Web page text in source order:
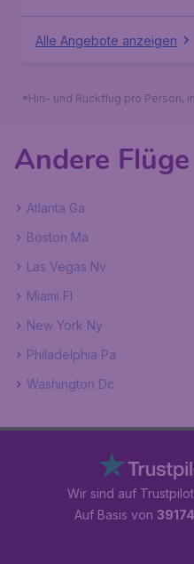
Alle Angebote anzeigen
*Hin- und Rückflug pro Person,
Andere
Atlanta Ga
Boston Ma
Las Vegas Nv
Miami Fl
New York Ny
Philadelphia Pa
Washington Dc
Wir sind auf
Auf Basis von 39174